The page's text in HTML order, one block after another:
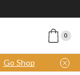
0
Go Shop